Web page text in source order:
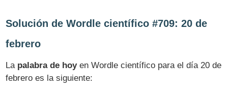
Solución de Wordle científico #709: 20 de
febrero
La palabra de hoyen Wordle científico para el día 20 de
febrero es la siguiente: